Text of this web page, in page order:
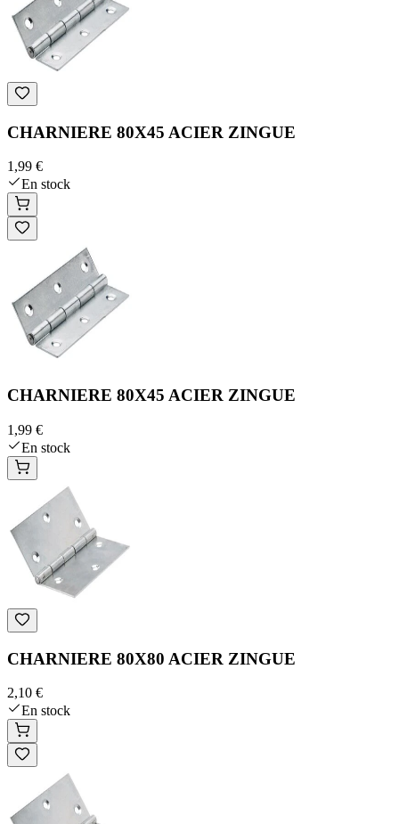
CHARNIERE 80X45 ACIER ZINGUE
1,99 €
En stock
CHARNIERE 80X45 ACIER ZINGUE
1,99 €
En stock
CHARNIERE 80X80 ACIER ZINGUE
2,10 €
En stock